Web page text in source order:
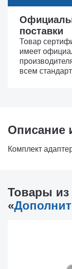
поставки
Товар
имеет
всем
Описание
Комплект
Товары из
«